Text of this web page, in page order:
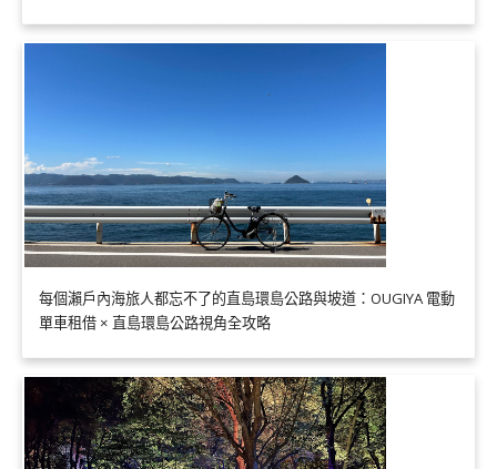
每個瀨戶內海旅人都忘不了的直島環島公路與坡道：OUGIYA 電動
單車租借 × 直島環島公路視角全攻略